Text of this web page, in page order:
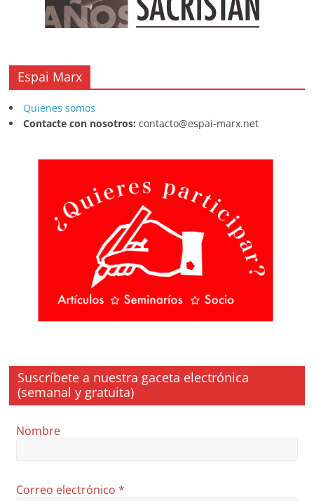
Espai Marx
Quienes somos
Contacte con nosotros: contacto@espai-marx.net
Suscríbete a nuestra gaceta electrónica
(semanal y gratuita)
Nombre
Correo electrónico*